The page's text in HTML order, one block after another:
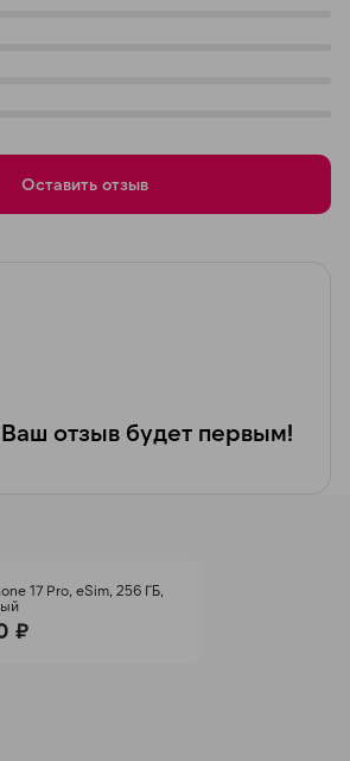
Ваш отзыв будет первым!
Оставить отзыв
17 Pro, eSim, 256 ГБ,
₽